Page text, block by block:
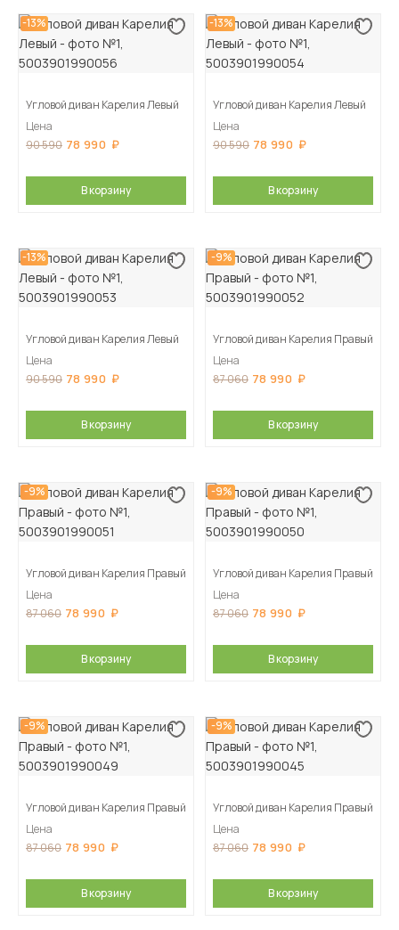
-13%
Угловой диван Карелия Левый
Цена
90 590 78 990
В корзину
-13%
Угловой диван Карелия Левый
Цена
90 590 78 990
В корзину
-13%
Угловой диван Карелия Левый
Цена
90 590 78 990
В корзину
-9%
Угловой диван Карелия Правый
Цена
87 060 78 990
В корзину
-9%
Угловой диван Карелия Правый
Цена
87 060 78 990
В корзину
-9%
Угловой диван Карелия Правый
Цена
87 060 78 990
В корзину
-9%
Угловой диван Карелия Правый
Цена
87 060 78 990
В корзину
-9%
Угловой диван Карелия Правый
Цена
87 060 78 990
В корзину